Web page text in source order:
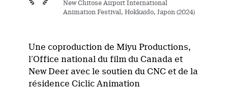
New Chitose Airport International
Animation Festival, Hokkaido, Japon (2024)
Une coproduction de Miyu Productions,
l’Office national du film du Canadaet
NewDeer avecle soutien du CNC et de la
résidenceCiclic Animation